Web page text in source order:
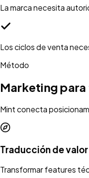
La marca necesita
Los ciclos de venta
Método
Marketing
Mint conecta
Traducción de valor
Transformar features